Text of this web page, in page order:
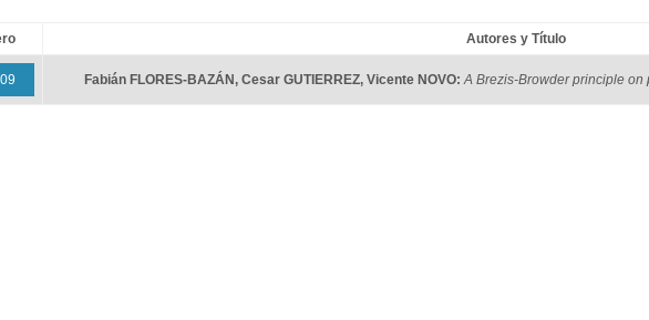
Autores y Título
Fabián FLORES-BAZÁN , Cesar GUTIERREZ, Vicente NOVO:A Brezis-Browder principle